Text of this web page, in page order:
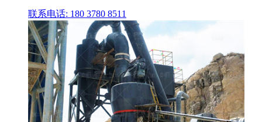
联系电话: 180 3780 8511